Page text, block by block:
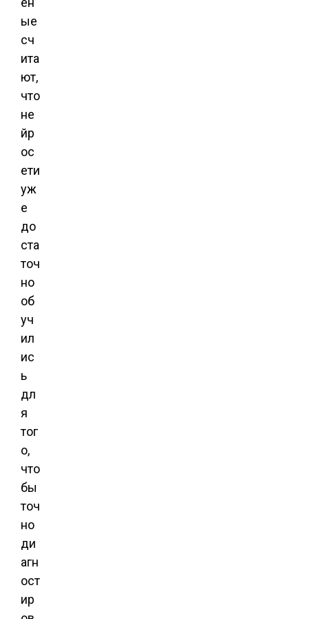
ые
сч
ита
ют,
что
не
йр
ос
ети
уж
е
до
ста
точ
но
об
уч
ил
ис
ь
дл
я
тог
о,
что
бы
точ
но
ди
агн
ост
ир